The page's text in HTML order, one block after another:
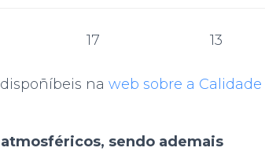
17 13
na web sobre a Calidade
sendo ademais